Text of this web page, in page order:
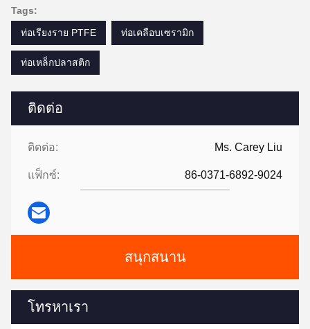
ติดต่อ
ติดต่อ: Ms. Carey Liu
แฟ็กซ์: 86-0371-6892-9024
สนุกสนาน
โทรหาเรา
Tags:
ท่อเรียงราย PTFE
ท่อเคลือบเซรามิก
ท่อเหล็กปลาสติก